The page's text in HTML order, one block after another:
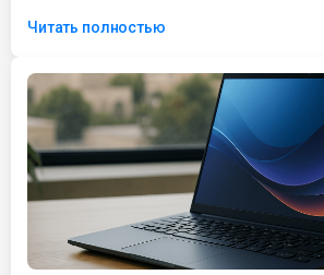
Читать полностью